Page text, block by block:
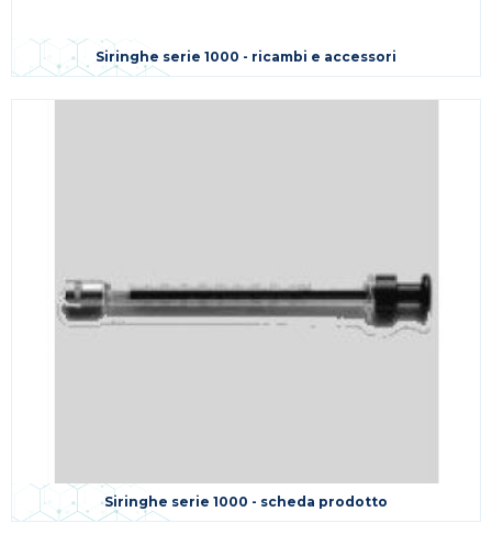
Siringhe serie 1000 - ricambi e accessori
Siringhe serie 1000 - scheda prodotto